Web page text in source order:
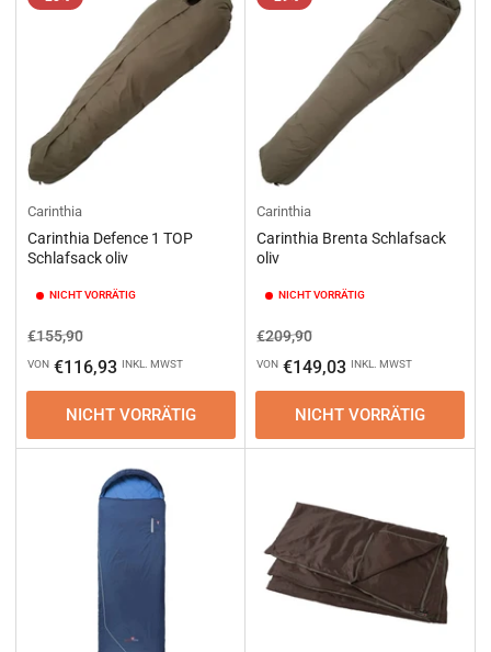
Carinthia
Carinthia Defence 1 TOP
Schlafsack oliv
NICHT VORRÄTIG
Normaler
Preis
€155,90Ausverkaufspreis
VON €116,93 INKL. MWST
NICHT VORRÄTIG
Carinthia
Carinthia Brenta Schlafsack
oliv
NICHT VORRÄTIG
Normaler
Preis
€209,90Ausverkaufspreis
VON €149,03 INKL. MWST
NICHT VORRÄTIG